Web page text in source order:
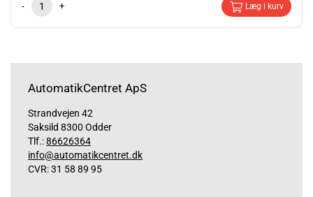
- + Læg i kurv
AutomatikCentret ApS
Strandvejen 42
Saksild 8300 Odder
Tlf.:86626364
info@automatikcentret.dk
CVR: 31 58 89 95